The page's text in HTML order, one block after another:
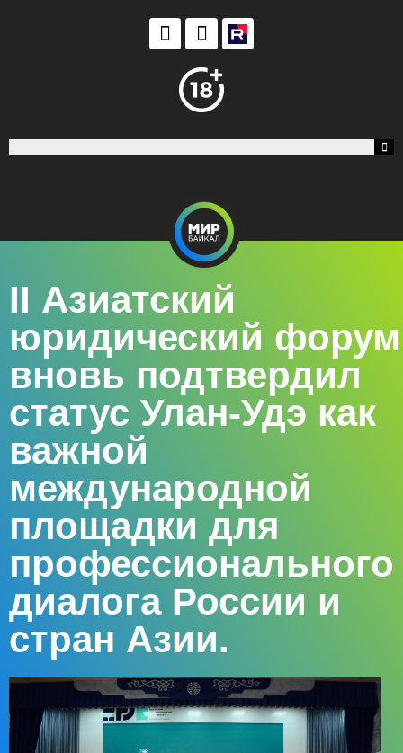
II Азиатский
юридический форум
вновь подтвердил
статус Улан-Удэ как
важной
международной
площадки для
профессионального
диалога России и
стран Азии.